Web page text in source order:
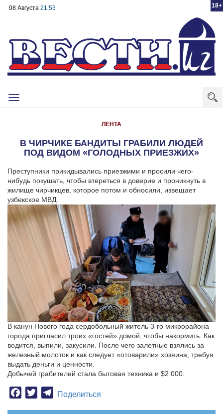
18+
08 Августа 21:53
Toggle
ЛЕНТА
В ЧИРЧИКЕ БАНДИТЫ ГРАБИЛИ ЛЮДЕЙ
ПОД ВИДОМ «ГОЛОДНЫХ ПРИЕЗЖИХ»
Преступники прикидывались приезжими и просили чего-
нибудь покушать, чтобы втереться в доверие и проникнуть в
жилище чирчикцев, которое потом и обносили, извещает
узбекское МВД.
В канун Нового года сердобольный житель 3-го микрорайона
города пригласил троих «гостей» домой, чтобы накормить. Как
водится, выпили, закусили. После чего залетные взялись за
железный молоток и как следует «отоварили» хозяина, требуя
выдать деньги и ценности.
Добычей грабителей стала бытовая техника и $2 000.
Facebook
TwitterTelegram
Поделиться